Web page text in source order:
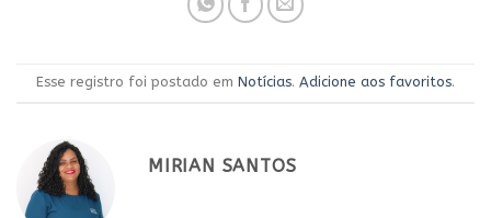
Esse registro foi postado em Notícias. Adicione aos favoritos.
MIRIAN SANTOS